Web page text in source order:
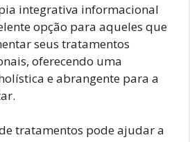
integrativa informacional
opção para aqueles que
seus tratamentos
oferecendo uma
e abrangente para a
tratamentos pode ajudar a